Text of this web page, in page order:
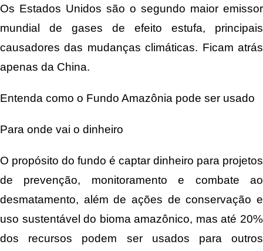
Os Estados Unidos são o segundo maior emissor
mundial de gases de efeito estufa, principais
causadores das mudanças climáticas. Ficam atrás
apenas da China.
Entenda como o Fundo Amazônia pode ser usado
Para onde vai o dinheiro
O propósito do fundo é captar dinheiro para projetos
de prevenção, monitoramento e combate ao
desmatamento, além de ações de conservação e
uso sustentável do bioma amazônico, mas até 20%
dos recursos podem ser usados para outros